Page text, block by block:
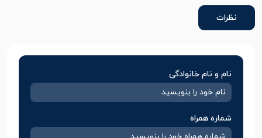
نظرات
نام و نام خانوادگی
شماره همراه